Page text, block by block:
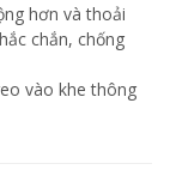
hơn và thoải
chắn, chống
vào khe thông